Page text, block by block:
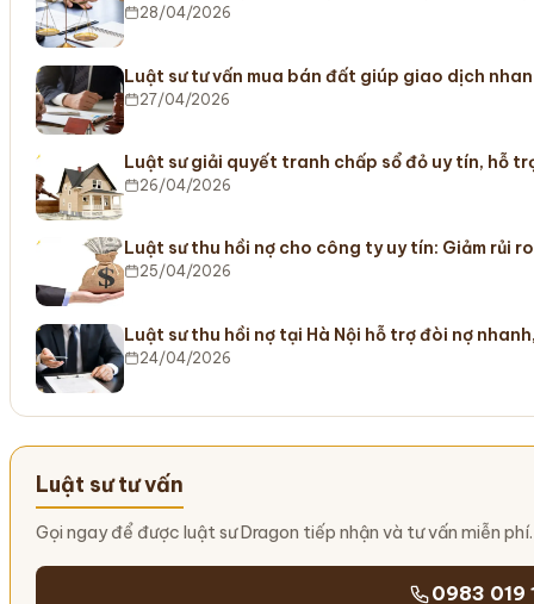
28/04/2026
Luật sư tư vấn mua bán đất giúp giao dịch
27/04/2026
Luật sư giải quyết tranh chấp sổ đỏ uy tín, hỗ
26/04/2026
Luật sư thu hồi nợ cho công ty uy tín: Giảm rủi
25/04/2026
Luật sư thu hồi nợ tại Hà Nội hỗ trợ đòi nợ
24/04/2026
Luật sư tư vấn
Gọi ngay để được luật sư Dragon tiếp nhận và tư vấn miễn phí.
0983 019